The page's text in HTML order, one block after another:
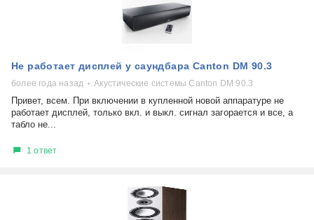
Не работает дисплей у саундбара Canton DM 90.3
более года назад Акустические системы Canton DM 90.3
Привет, всем. При включении в купленной новой аппаратуре не
работает дисплей, только вкл. и выкл. сигнал загорается и все, а
табло не...
1 ответ